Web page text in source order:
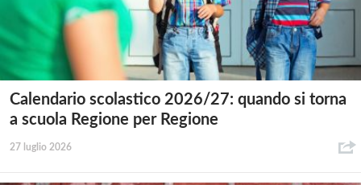
Calendario scolastico 2026/27: quando si torna
a scuola Regione per Regione
27 luglio 2026